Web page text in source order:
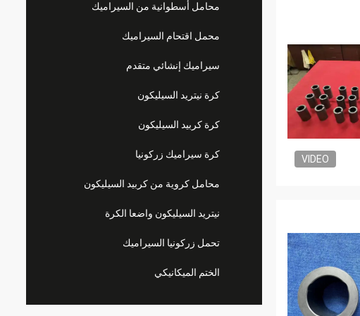
محامل أسطوانية من السيراميك
محمل اقتحام السيراميك
سيراميك إنشائي متقدم
كرة نيتريد السيليكون
كرة كربيد السيليكون
كرة سيراميك زركونيا
محامل كروية من كربيد السيليكون
نيتريد السيليكون واضعا الكرة
تحمل زركونيا السيراميك
الختم الميكانيكي
VIDEO